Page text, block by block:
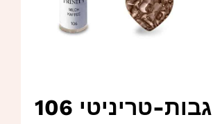
צבע גבות-טריניטי 106